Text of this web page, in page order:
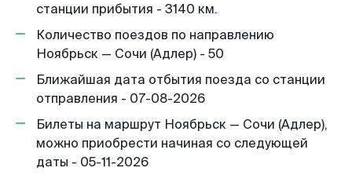
станции прибытия - 3140 км.
Количество поездов по направлению
Ноябрьск — Сочи (Адлер) - 50
Ближайшая дата отбытия поезда со станции
отправления - 07-08-2026
Билеты на маршрут Ноябрьск — Сочи (Адлер),
можно приобрести начиная со следующей
даты - 05-11-2026